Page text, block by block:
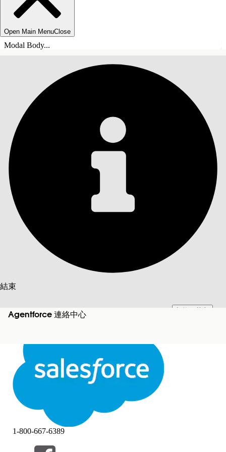
Open Main MenuClose
Modal Body...
結束
此文已使用 Salesforce 機器翻譯系統翻譯。更多詳細資料請參見
結束
Agentforce 連絡中心
目錄
1-800-667-6389